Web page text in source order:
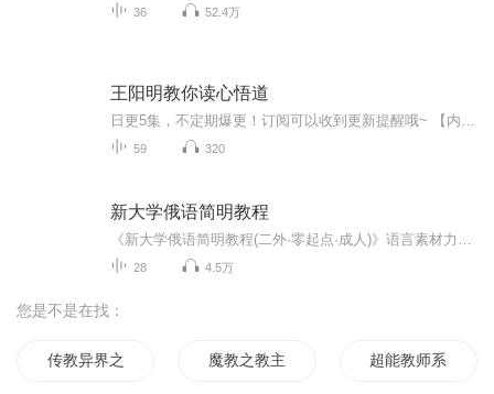
36 52.4万
王阳明教你读心悟道
59 320
新大学俄语简明教程
28 4.5万
您是不是在找：
传教异界之我为教皇 魔教之教主 超能教师系统